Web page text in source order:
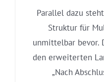
Parallel dazu
Struktur für
unmittelbar bevor.
den erweiterten
„Nach